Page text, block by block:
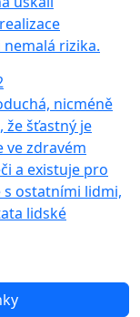
rizika.
nicméně
že šťastný je
ve zdravém
a existuje pro
ostatními lidmi,
lidské